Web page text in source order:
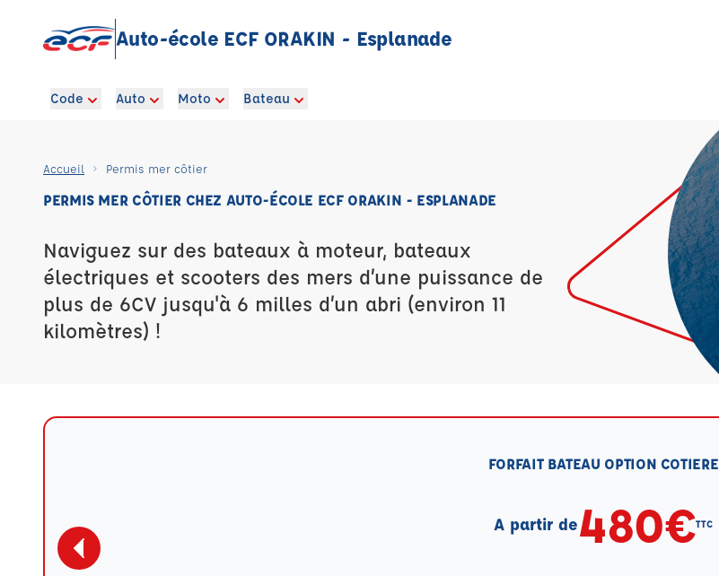
Auto-école ECF ORAKIN - Esplanade
Code Auto Moto Bateau
Accueil Permis mer côtier
PERMIS MER CÔTIER CHEZ AUTO-ÉCOLE ECF ORAKIN - ESPLANADE
Naviguez sur des bateaux à moteur, bateaux
électriques et scooters des mers d’une puissance de
plus de 6CV jusqu'à 6 milles d’un abri (environ 11
kilomètres) !
FORFAIT BATEAU OPTION COTIERE
A partir de480€TTC